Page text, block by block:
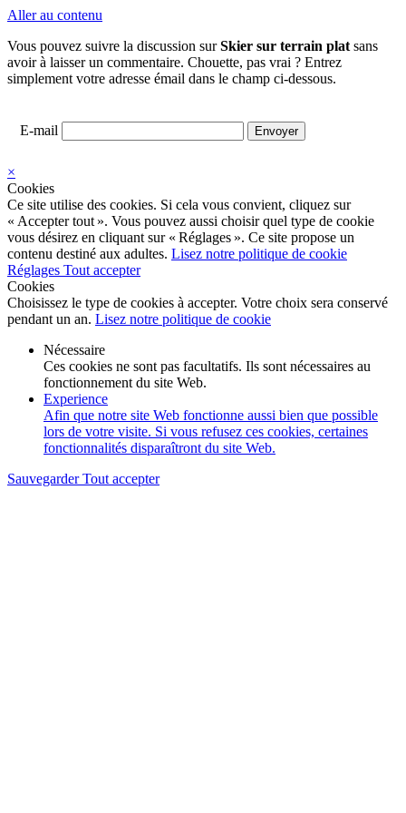
Aller au contenu
Vous pouvez suivre la discussion surSkier sur terrain plat sans
avoir à laisser un commentaire. Chouette, pas vrai ? Entrez
simplement votre adresse émail dans le champ ci-dessous.
E-mail
×
Cookies
Ce site utilise des cookies. Si cela vous convient, cliquez sur
« Accepter tout ». Vous pouvez aussi choisir quel type de cookie
vous désirez en cliquant sur « Réglages ». Ce site propose un
contenu destiné aux adultes. Lisez notre politique de cookie
Réglages Tout accepter
Cookies
Choisissez le type de cookies à accepter. Votre choix sera conservé
pendant un an. Lisez notre politique de cookie
Nécessaire
Ces cookies ne sont pas facultatifs. Ils sont nécessaires au
fonctionnement du site Web.
Experience
Afin que notre site Web fonctionne aussi bien que possible
lors de votre visite. Si vous refusez ces cookies, certaines
fonctionnalités disparaîtront du site Web.
SauvegarderTout accepter